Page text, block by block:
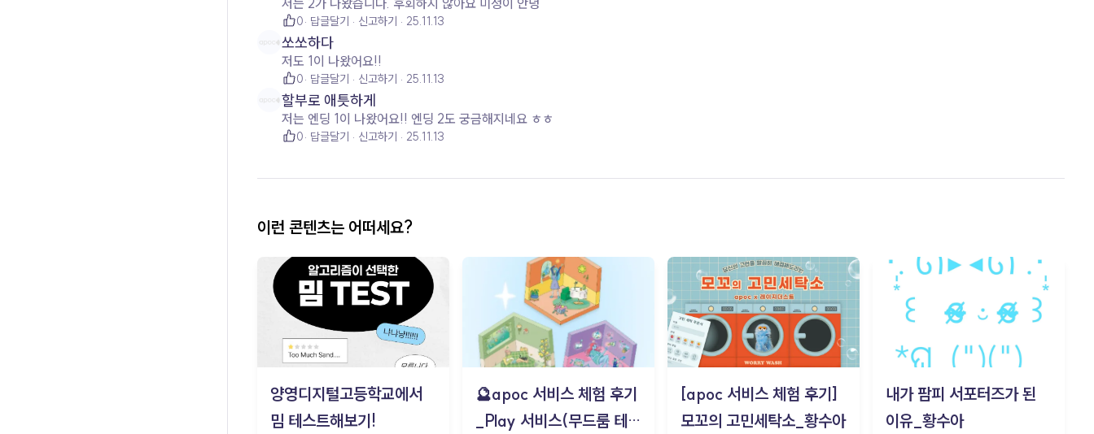
0 답글달기 신고하기 25.11.13
쏘쏘하다
저도 1이 나왔어요!!
0 답글달기 신고하기 25.11.13
할부로 애틋하게
저는 엔딩 1이 나왔어요!! 엔딩 2도 궁금해지네요 ㅎㅎ
0 답글달기 신고하기 25.11.13
이런 콘텐츠는 어떠세요?
양영디지털고등학교에서
밈 테스트해보기!
🔮apoc 서비스 체험 후기
_Play 서비스(무드룸 테스
[apoc 서비스 체험 후기]
모꼬의 고민세탁소_황수아
내가 팜피 서포터즈가 된
이유_황수아